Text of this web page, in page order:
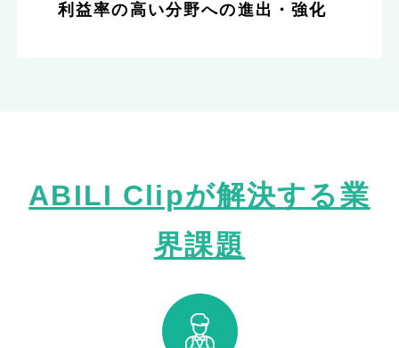
利益率の高い分野への進出・強化
ABILI Clipが解決する業
界課題